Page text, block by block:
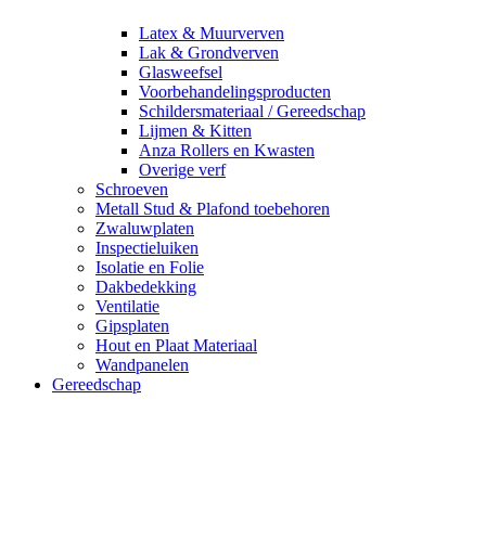
Latex & Muurverven
Lak & Grondverven
Glasweefsel
Voorbehandelingsproducten
Schildersmateriaal / Gereedschap
Lijmen & Kitten
Anza Rollers en Kwasten
Overige verf
Schroeven
Metall Stud & Plafond toebehoren
Zwaluwplaten
Inspectieluiken
Isolatie en Folie
Dakbedekking
Ventilatie
Gipsplaten
Hout en Plaat Materiaal
Wandpanelen
Gereedschap